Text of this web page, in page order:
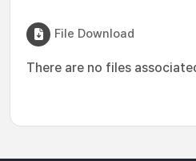
File Download
There are no files